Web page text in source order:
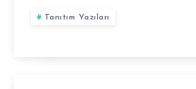
Tanıtım Yazıları